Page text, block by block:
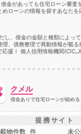
があっても住宅ローン審
ーンの情報を探すあなた
、借金の金額と種類によ
債務整理で異動情報が載
援！ 個人信用情報機関
クメル
借金ありで住宅ローンが組める
提携サイト
物件数 件 未